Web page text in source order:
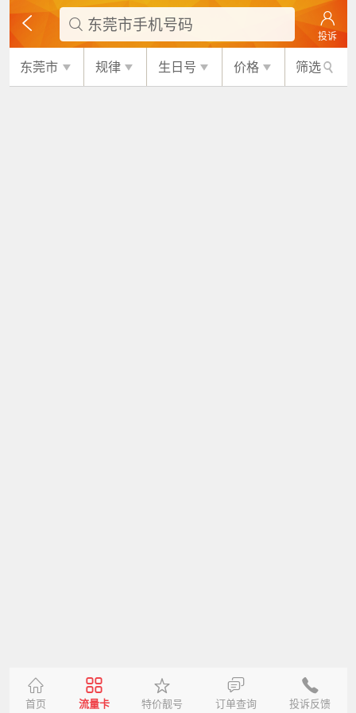
 东莞市手机号码
投诉
东莞市 规律 生日号 价格 筛选
首页 流量卡 特价靓号 订单查询 投诉反馈